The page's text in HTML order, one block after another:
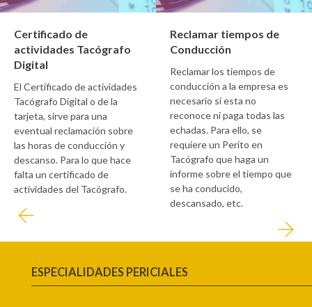
Certificado de
actividades Tacógrafo
Digital
El Certificado de actividades
Tacógrafo Digital o de la
tarjeta, sirve para una
eventual reclamación sobre
las horas de conducción y
descanso. Para lo que hace
falta un certificado de
actividades del Tacógrafo.
Reclamar tiempos de
Conducción
Reclamar los tiempos de
conducción a la empresa es
necesario si esta no
reconoce ni paga todas las
echadas. Para ello, se
requiere un Perito en
Tacógrafo que haga un
informe sobre el tiempo que
se ha conducido,
descansado, etc.
ESPECIALIDADES PERICIALES